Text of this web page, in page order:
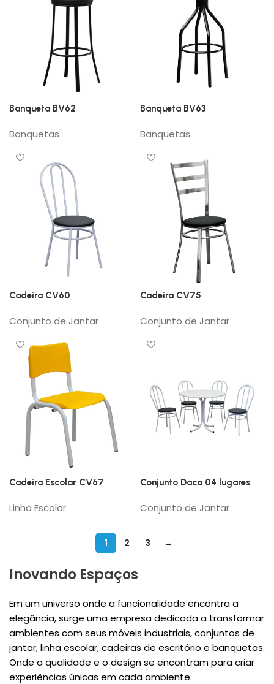
Banqueta BV62
Banquetas
Banqueta BV63
Banquetas
Cadeira CV60
Conjunto de Jantar
Cadeira CV75
Conjunto de Jantar
Cadeira Escolar CV67
Linha Escolar
Conjunto Daca 04 lugares
Conjunto de Jantar
1 2 3 →
Inovando Espaços
Em um universo onde a funcionalidade encontra a
elegância, surge uma empresa dedicada a transformar
ambientes com seus móveis industriais, conjuntos de
jantar, linha escolar, cadeiras de escritório e banquetas.
Onde a qualidade e o design se encontram para criar
experiências únicas em cada ambiente.